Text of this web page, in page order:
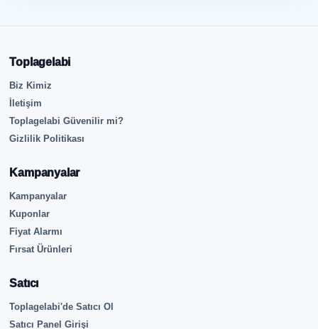
Toplagelabi
Biz Kimiz
İletişim
Toplagelabi Güvenilir mi?
Gizlilik Politikası
Kampanyalar
Kampanyalar
Kuponlar
Fiyat Alarmı
Fırsat Ürünleri
Satıcı
Toplagelabi'de Satıcı Ol
Satıcı Panel Girişi